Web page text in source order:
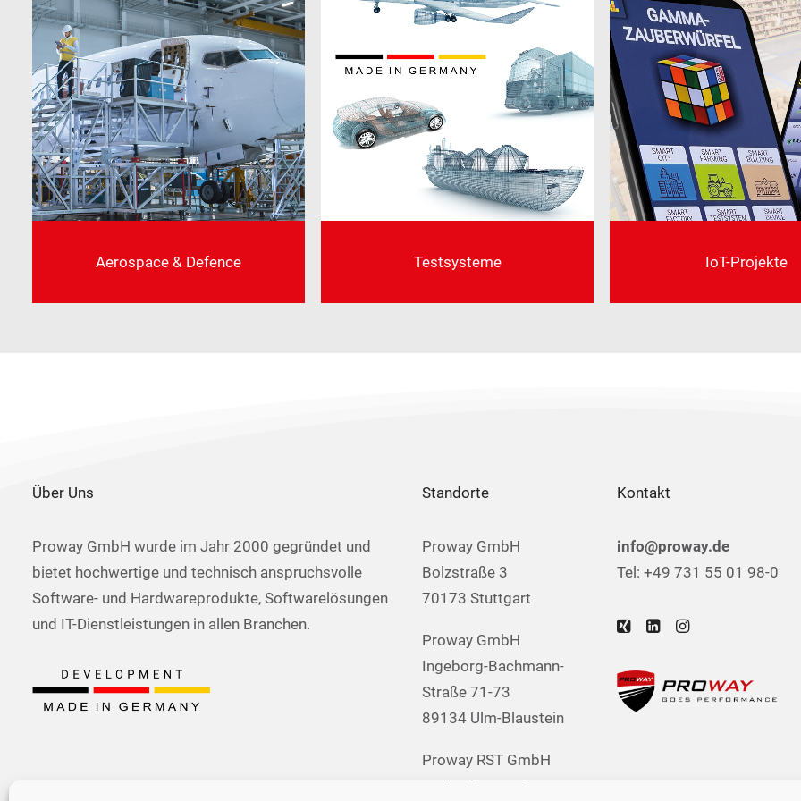
& Defence
Über Uns
Proway GmbH wurde im Jahr 2000 gegründet und
bietet hochwertige und technisch anspruchsvolle
Software- und Hardwareprodukte, Softwarelösungen
und IT-Dienstleistungen in allen Branchen.
Standorte
Proway GmbH
Bolzstraße 3
70173 Stuttgart
Proway GmbH
Ingeborg-Bachmann-
Straße 71-73
89134 Ulm-Blaustein
Proway RST GmbH
Carl-Zeiss-Straße 51
Kontakt
info@proway.de
Tel: +49 731 55 01 98-0